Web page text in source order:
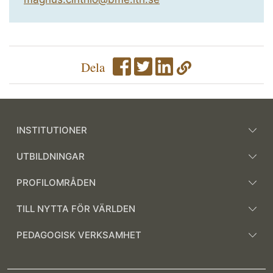
Dela
INSTITUTIONER
UTBILDNINGAR
PROFILOMRÅDEN
TILL NYTTA FÖR VÄRLDEN
PEDAGOGISK VERKSAMHET